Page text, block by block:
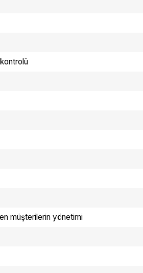
müşterilerin yönetimi